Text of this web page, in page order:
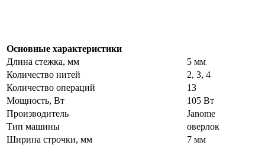
Основные характеристики
Длина стежка, мм
5 мм
Количество нитей
2, 3, 4
Количество операций
13
Мощность, Вт
105 Вт
Производитель
Janome
Тип машины
оверлок
Ширина строчки, мм
7 мм